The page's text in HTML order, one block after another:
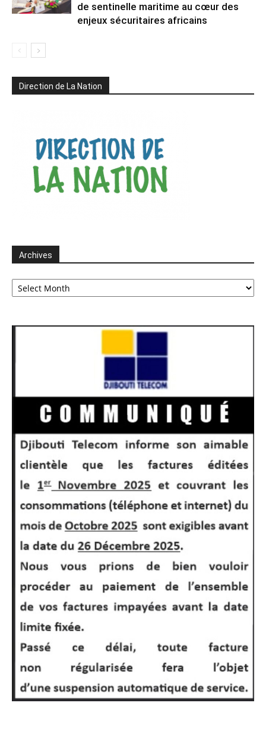
de sentinelle maritime au cœur des
enjeux sécuritaires africains
Direction de La Nation
Archives
Archives